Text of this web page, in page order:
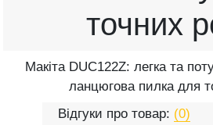
точних
Макітa DUC122Z: легка та
ланцюгова пилка для
Відгуки про товар: (0)